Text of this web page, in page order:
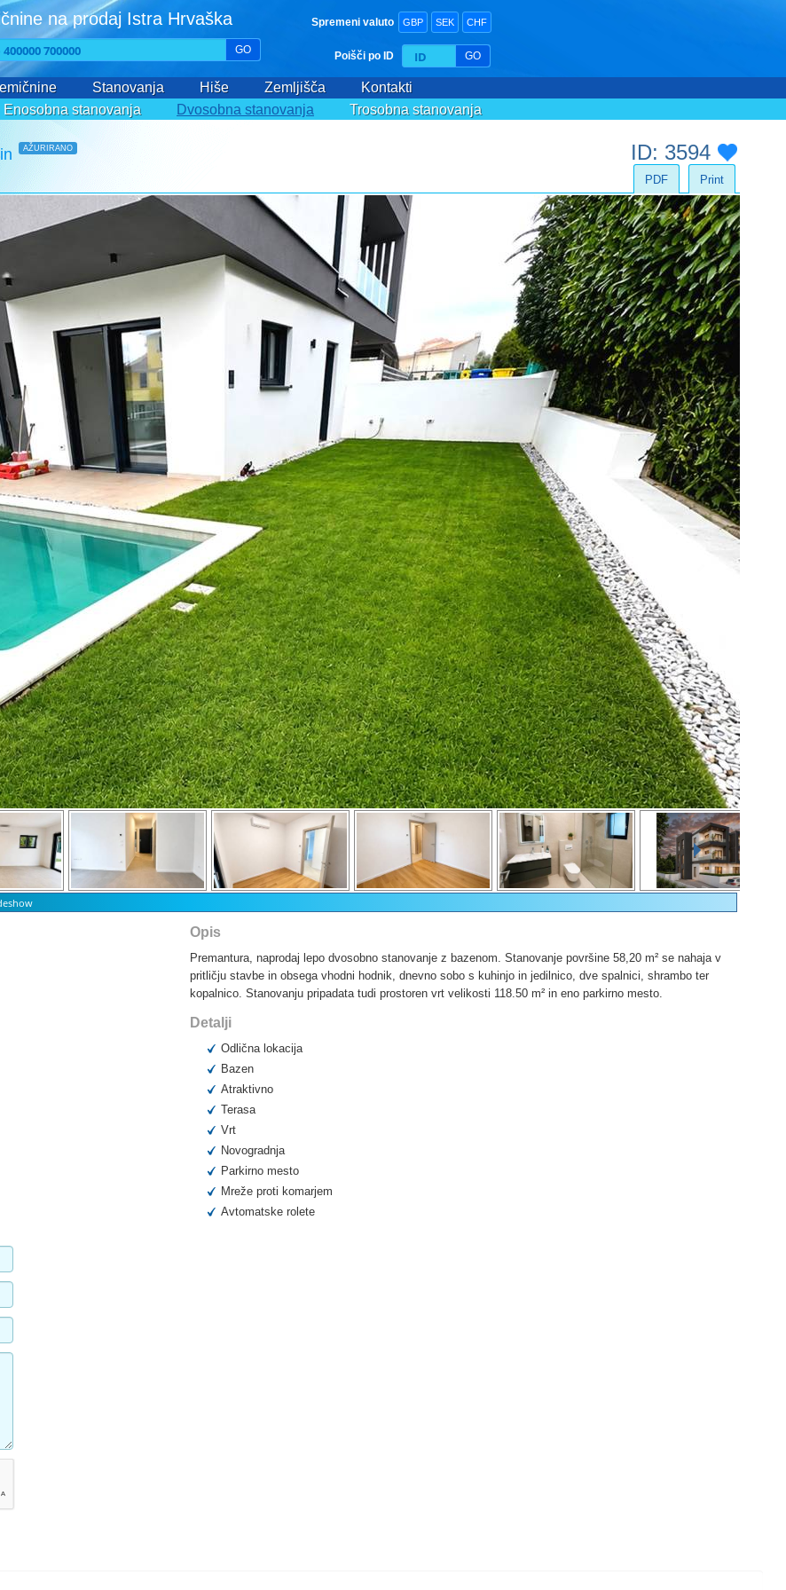
na prodaj Istra Hrvaška
GO
Spremeni valuto GBP SEK CHF
Poišči po ID GO
Stanovanja Hiše Zemljišča
Kontakti
Enosobna stanovanja Dvosobna stanovanja Trosobna stanovanja
AŽURIRANO ID: 3594
Print
PDF
Opis
Premantura, naprodaj lepo dvosobno stanovanje z bazenom. Stanovanje površine 58,20 m² se nahaja v
pritličju stavbe in obsega vhodni hodnik, dnevno sobo s kuhinjo in jedilnico, dve spalnici, shrambo ter
kopalnico. Stanovanju pripadata tudi prostoren vrt velikosti 118.50 m² in eno parkirno mesto.
Detalji
Odlična lokacija
Bazen
Atraktivno
Terasa
Vrt
Novogradnja
Parkirno mesto
Mreže proti komarjem
Avtomatske rolete